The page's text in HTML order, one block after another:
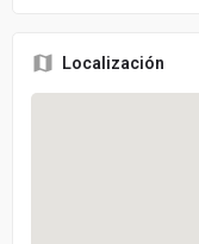
Localización